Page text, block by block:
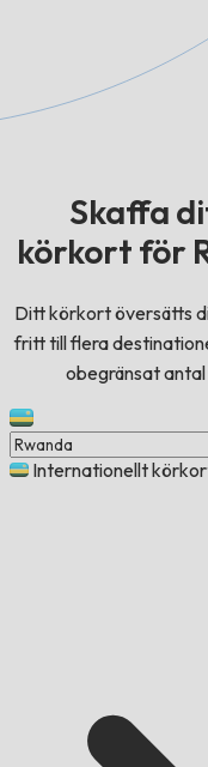
Skaffa
körkort för
Ditt körkort översätts
fritt till flera
obegränsat
Internationellt